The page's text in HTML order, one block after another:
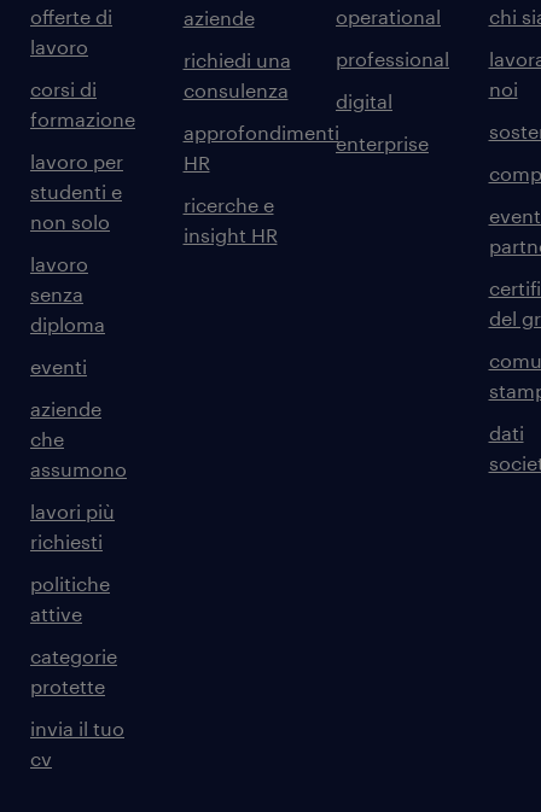
offerte di
lavoro
corsi di
formazione
lavoro per
studenti e
non solo
lavoro
senza
diploma
eventi
aziende
che
assumono
lavori più
richiesti
politiche
attive
categorie
protette
invia il tuo
cv
aziende
richiedi una
consulenza
approfondimenti
HR
ricerche e
insight HR
operational
professional
digital
enterprise
chi
noi
del
dati